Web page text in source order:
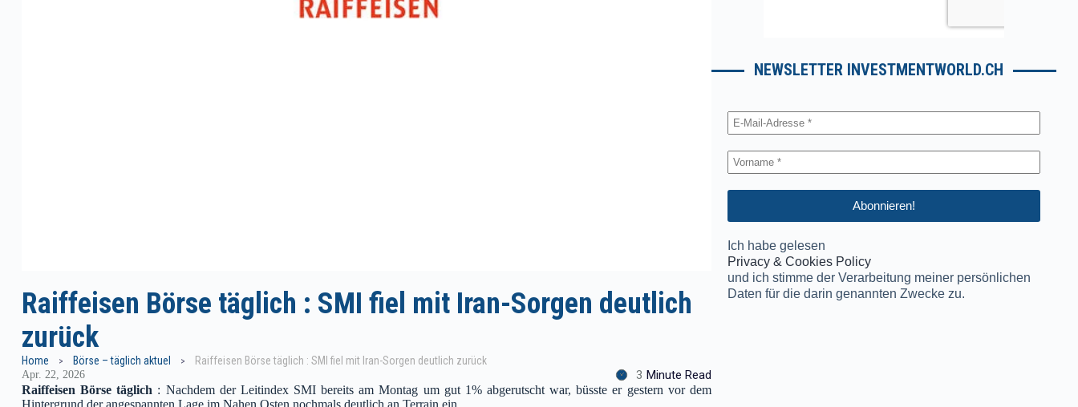
Raiffeisen Börse täglich : SMI fiel mit Iran-Sorgen deutlich
zurück
Home Börse – täglich aktuel Raiffeisen Börse täglich : SMI fiel mit Iran-Sorgen deutlich zurück
Apr. 22, 2026 3 Minute Read
Raiffeisen Börse täglich : Nachdem der Leitindex SMI bereits am Montag um gut 1% abgerutscht war, büsste er gestern vor dem
Hintergrund der angespannten Lage im Nahen Osten nochmals deutlich an Terrain ein.
NEWSLETTER INVESTMENTWORLD.CH
Ich habe gelesen
Privacy & Cookies Policy
und ich stimme der Verarbeitung meiner persönlichen
Daten für die darin genannten Zwecke zu.